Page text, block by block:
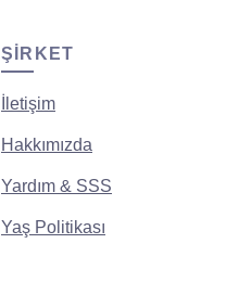
ŞIRKET
İletişim
Hakkımızda
Yardım & SSS
Yaş Politikası